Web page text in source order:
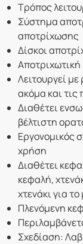
Τρόπος
Σύστημα
αποτρίχωσης
Δίσκοι
Λειτουργεί
ακόμα και τις
Διαθέτει
βέλτιστη
Εργονομικός
χρήση
Διαθέτει
κεφαλή,
χτενάκι για το
Πλενόμενη
Σχεδίαση: